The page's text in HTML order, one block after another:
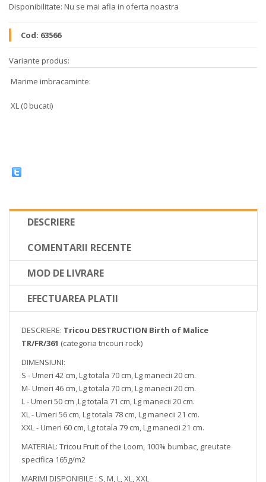
Disponibilitate: Nu se mai afla in oferta noastra
Cod: 63566
Variante produs:
Marime imbracaminte:
XL (0 bucati)
DESCRIERE
COMENTARII RECENTE
MOD DE LIVRARE
EFECTUAREA PLATII
DESCRIERE: Tricou DESTRUCTION Birth of Malice
TR/FR/361 (categoria tricouri rock)
DIMENSIUNI:
S - Umeri 42 cm, Lg totala 70 cm, Lg manecii 20 cm.
M- Umeri 46 cm, Lg totala 70 cm, Lg manecii 20 cm.
L - Umeri 50 cm ,Lg totala 71 cm, Lg manecii 20 cm.
XL - Umeri 56 cm, Lg totala 78 cm, Lg manecii 21 cm.
XXL - Umeri 60 cm, Lg totala 79 cm, Lg manecii 21 cm.
MATERIAL: Tricou Fruit of the Loom, 100% bumbac, greutate
specifica 165g/m2
MARIMI DISPONIBILE : S, M, L, XL, XXL